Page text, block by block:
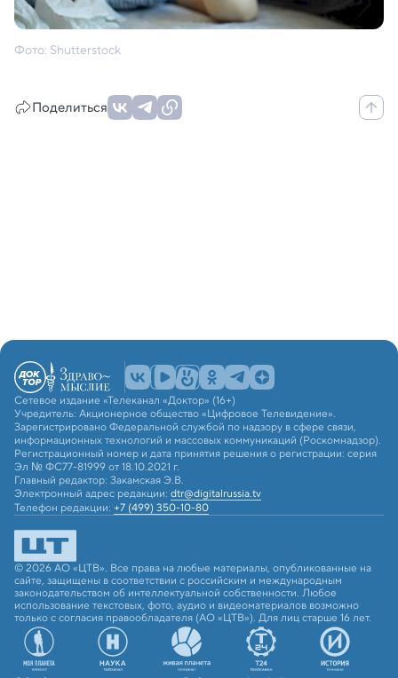
Фото: Shutterstock
Поделиться
Сетевое издание «Телеканал «Доктор» (16+)
Учредитель: Акционерное общество «Цифровое Телевидение».
Зарегистрировано Федеральной службой по надзору в сфере связи,
информационных технологий и массовых коммуникаций (Роскомнадзор).
Регистрационный номер и дата принятия решения о регистрации: серия
Эл № ФС77-81999 от 18.10.2021 г.
Главный редактор: Закамская Э.В.
Электронный адрес редакции: dtr@digitalrussia.tv
Телефон редакции: +7 (499) 350-10-80
© 2026 АО «ЦТВ». Все права на любые материалы, опубликованные на
сайте, защищены в соответствии с российским и международным
законодательством об интеллектуальной собственности. Любое
использование текстовых, фото, аудио и видеоматериалов возможно
только с согласия правообладателя (АО «ЦТВ»). Для лиц старше 16 лет.